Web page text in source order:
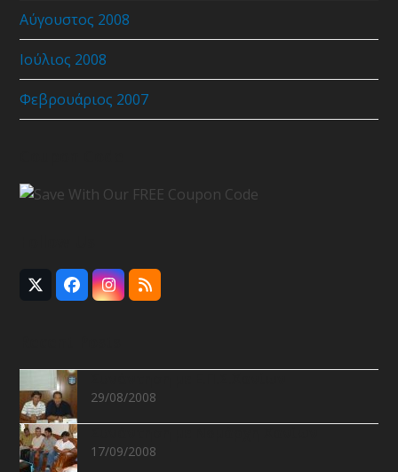
Αύγουστος 2008
Ιούλιος 2008
Φεβρουάριος 2007
Twitter
(deprecated)
Facebook
Instagram
RSS
29/08/2008
17/09/2008